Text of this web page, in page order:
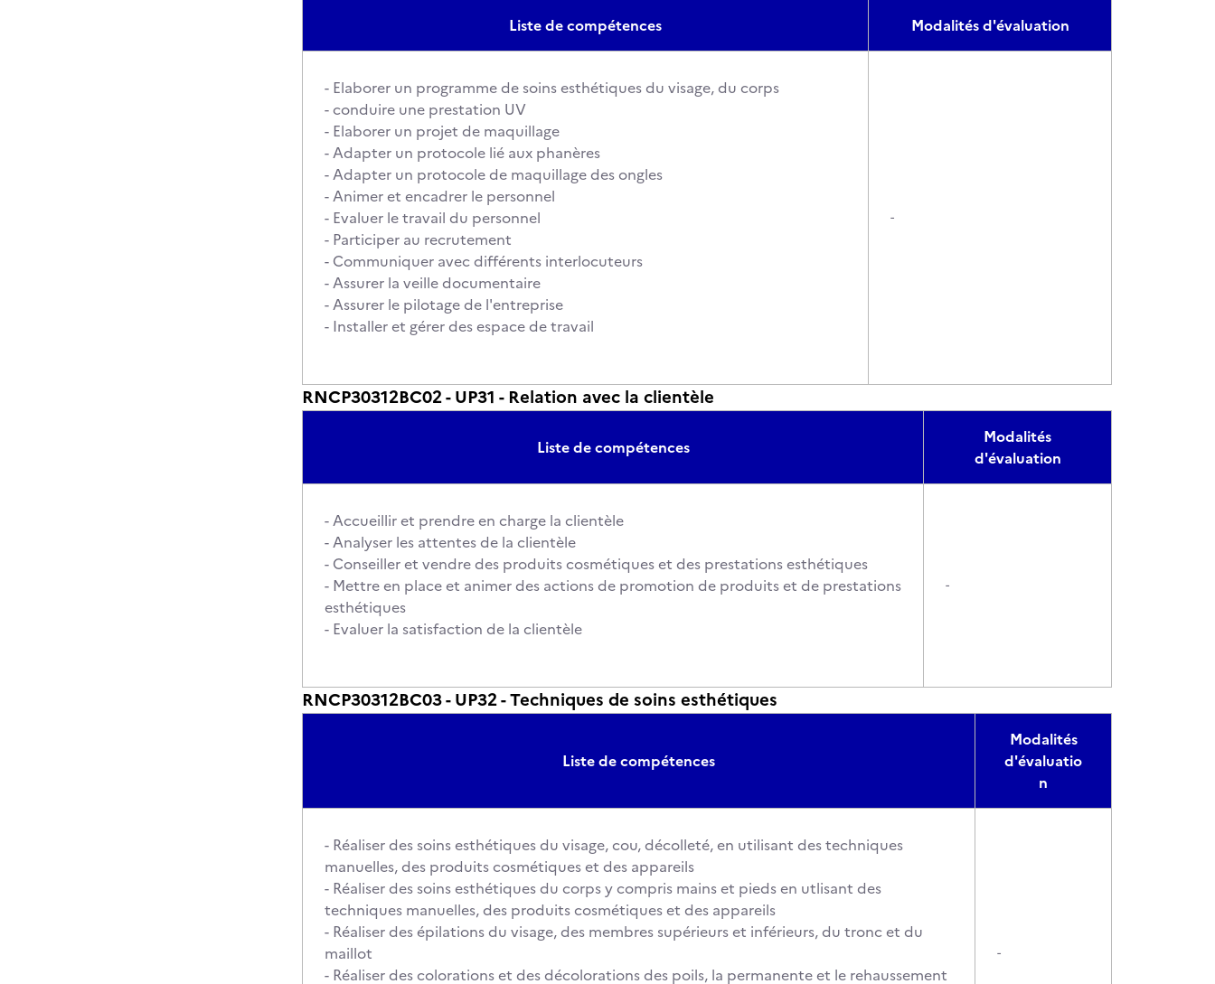
Liste de compétences Modalités d'évaluation
- Elaborer un programme de soins esthétiques du visage, du corps
- conduire une prestation UV
- Elaborer un projet de maquillage
- Adapter un protocole lié aux phanères
- Adapter un protocole de maquillage des ongles
- Animer et encadrer le personnel
- Evaluer le travail du personnel
- Participer au recrutement
- Communiquer avec différents interlocuteurs
- Assurer la veille documentaire
- Assurer le pilotage de l'entreprise
- Installer et gérer des espace de travail
-
RNCP30312BC02 - UP31 - Relation avec la clientèle
Liste de compétences
Modalités
d'évaluation
- Accueillir et prendre en charge la clientèle
- Analyser les attentes de la clientèle
- Conseiller et vendre des produits cosmétiques et des prestations esthétiques
- Mettre en place et animer des actions de promotion de produits et de prestations
esthétiques
- Evaluer la satisfaction de la clientèle
-
RNCP30312BC03 - UP32 - Techniques de soins esthétiques
Liste de compétences
Modalités
d'évaluatio
n
- Réaliser des soins esthétiques du visage, cou, décolleté, en utilisant des techniques
manuelles, des produits cosmétiques et des appareils
- Réaliser des soins esthétiques du corps y compris mains et pieds en utlisant des
techniques manuelles, des produits cosmétiques et des appareils
- Réaliser des épilations du visage, des membres supérieurs et inférieurs, du tronc et du
maillot
- Réaliser des colorations et des décolorations des poils, la permanente et le rehaussement
-